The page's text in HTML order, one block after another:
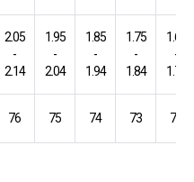
2.05
-
2.14
1.95
-
2.04
1.85
-
1.94
1.75
-
1.84
1.65
-
1.74
76 75 74 73 72